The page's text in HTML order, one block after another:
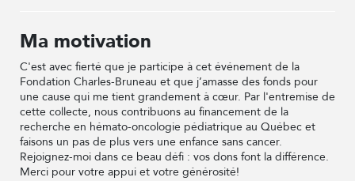
Ma motivation
C'est avec fierté que je participe à cet événement de la
Fondation Charles-Bruneau et que j’amasse des fonds pour
une cause qui me tient grandement à cœur. Par l'entremise de
cette collecte, nous contribuons au financement de la
recherche en hémato-oncologie pédiatrique au Québec et
faisons un pas de plus vers une enfance sans cancer.
Rejoignez-moi dans ce beau défi : vos dons font la différence.
Merci pour votre appui et votre générosité!